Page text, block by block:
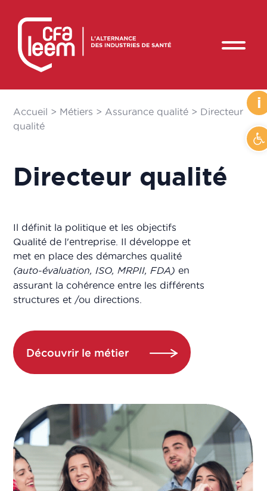
i
Accueil > Métiers > Assurance qualité > Directeur
qualité
Directeur qualité
Il définit la politique et les objectifs
Qualité de l'entreprise. Il développe et
met en place des démarches qualité
(auto-évaluation, ISO, MRPII, FDA) en
assurant la cohérence entre les différents
structures et /ou directions.
Découvrir le métier